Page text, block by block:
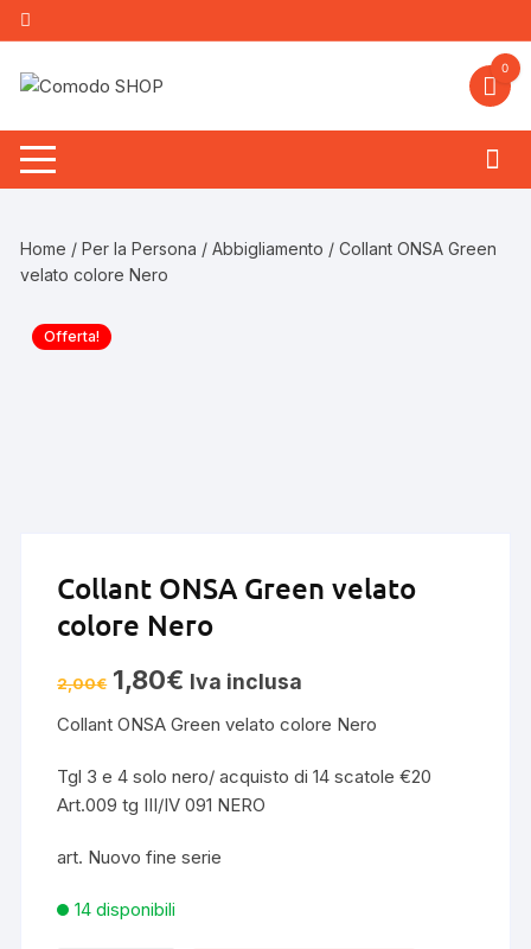
Vai
al
contenuto
0
Home /Per la Persona /Abbigliamento / Collant ONSA Green
velato colore Nero
Offerta!
Collant ONSA Green velato
colore Nero
2,00€ Il
prezzo
era:
1,80€ Il
prezzo
è:
Iva inclusa
Collant ONSA Green velato colore Nero
Tgl 3 e 4 solo nero/ acquisto di 14 scatole €20
Art.009 tg III/IV 091 NERO
art. Nuovo fine serie
14 disponibili